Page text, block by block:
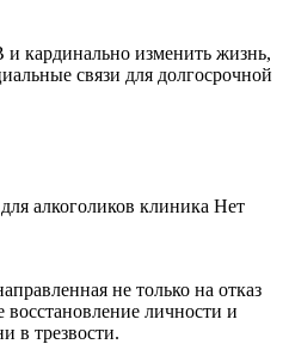
кардинально изменить жизнь,
связи для долгосрочной
не только на отказ
личности и
в трезвости.